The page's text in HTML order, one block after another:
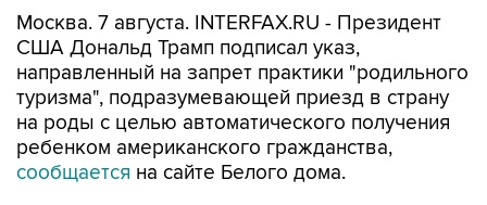
Москва. 7 августа. INTERFAX.RU - Президент
США Дональд Трамп подписал указ,
направленный на запрет практики "родильного
туризма", подразумевающей приезд в страну
на роды с целью автоматического получения
ребенком американского гражданства,
сообщается на сайте Белого дома.